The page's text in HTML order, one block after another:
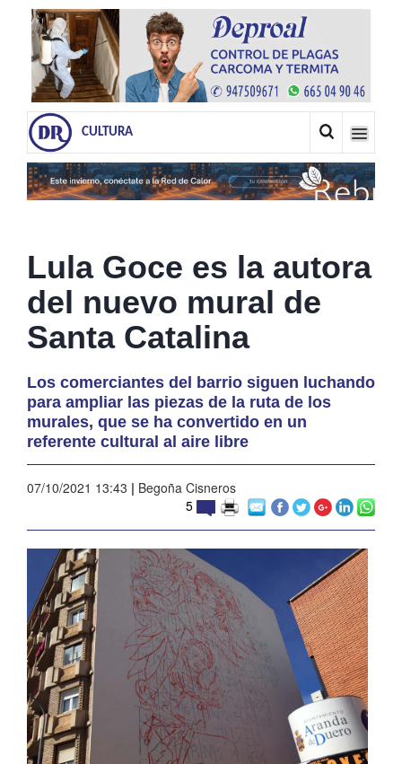
CULTURA
Lula Goce es la autora
del nuevo mural de
Santa Catalina
Los comerciantes del barrio siguen luchando
para ampliar las piezas de la ruta de los
murales, que se ha convertido en un
referente cultural al aire libre
07/10/2021 13:43 | Begoña Cisneros
5